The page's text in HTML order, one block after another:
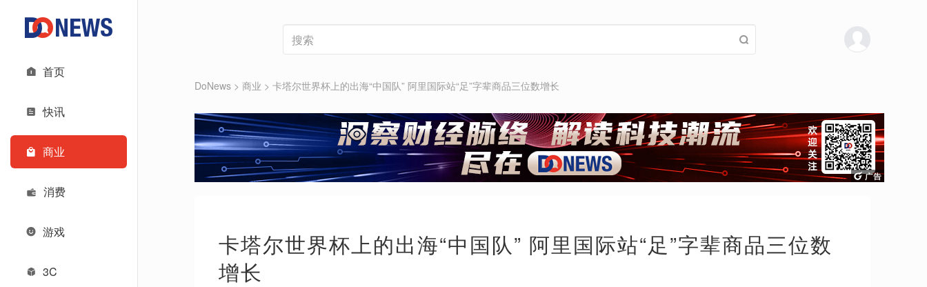
首页
快讯
商业
消费
游戏
3C
DoNews > 商业 > 卡塔尔世界杯上的出海“中国队” 阿里国际站“足”字辈商品三位数增长
卡塔尔世界杯上的出海“中国队” 阿里国际站“足”字辈商品三位数
增长